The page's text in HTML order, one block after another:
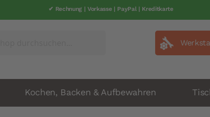
✔ Rechnung | Vorkasse | PayPal | Kreditkarte
Kochen, Backen & Aufbewahren